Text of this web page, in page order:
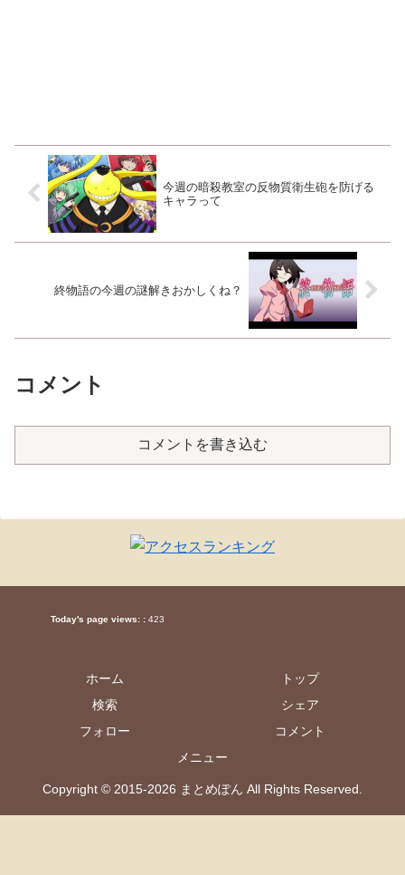
今週の暗殺教室の反物質衛生砲を防げる
キャラって
終物語の今週の謎解きおかしくね？
コメント
コメントを書き込む
Today's page views: : 423
ホーム
トップ
検索
シェア
フォロー
コメント
メニュー
Copyright © 2015-2026 まとめぽん All Rights Reserved.